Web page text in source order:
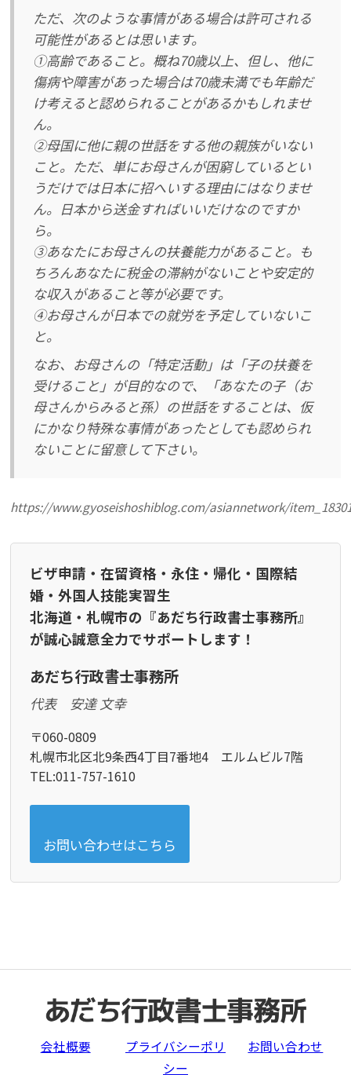
ただ、次のような事情がある場合は許可される
可能性があるとは思います。
①高齢であること。概ね70歳以上、但し、他に
傷病や障害があった場合は70歳未満でも年齢だ
け考えると認められることがあるかもしれませ
ん。
②母国に他に親の世話をする他の親族がいない
こと。ただ、単にお母さんが困窮しているとい
うだけでは日本に招へいする理由にはなりませ
ん。日本から送金すればいいだけなのですか
ら。
③あなたにお母さんの扶養能力があること。も
ちろんあなたに税金の滞納がないことや安定的
な収入があること等が必要です。
④お母さんが日本での就労を予定していないこ
と。
なお、お母さんの「特定活動」は「子の扶養を
受けること」が目的なので、「あなたの子（お
母さんからみると孫）の世話をすることは、仮
にかなり特殊な事情があったとしても認められ
ないことに留意して下さい。
https://www.gyoseishoshiblog.com/asiannetwork/
ビザ申請・在留資格・永住・帰化・国際結
婚・外国人技能実習生
北海道・札幌市の『あだち行政書士事務所』
が誠心誠意全力でサポートします！
あだち行政書士事務所
代表 安達 文幸
〒060-0809
札幌市北区北9条西4丁目7番地4 エルムビル7階
TEL:011-757-1610
お問い合わせはこちら
会社概要
プライバシーポリ
シー
お問い合わせ